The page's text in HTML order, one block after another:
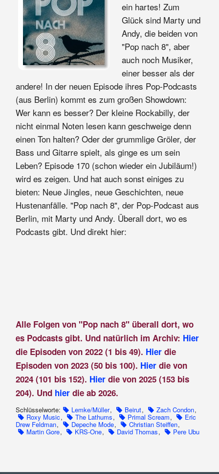
ein hartes! Zum
Glück sind Marty und
Andy, die beiden von
"Pop nach 8", aber
auch noch Musiker,
einer besser als der
andere! In der neuen Episode ihres Pop-Podcasts
(aus Berlin) kommt es zum großen Showdown:
Wer kann es besser? Der kleine Rockabilly, der
nicht einmal Noten lesen kann geschweige denn
einen Ton halten? Oder der grummlige Gröler, der
Bass und Gitarre spielt, als ginge es um sein
Leben? Episode 170 (schon wieder ein Jubiläum!)
wird es zeigen. Und hat auch sonst einiges zu
bieten: Neue Jingles, neue Geschichten, neue
Hustenanfälle. "Pop nach 8", der Pop-Podcast aus
Berlin, mit Marty und Andy. Überall dort, wo es
Podcasts gibt. Und direkt hier:
Alle Folgen von "Pop nach 8" überall dort, wo
es Podcasts gibt. Und natürlich im Archiv: Hier
die Episoden von 2022 (1 bis 49). Hierdie
Episoden von 2023 (50 bis 100). Hier die von
2024 (101 bis 152). Hier die von 2025 (153 bis
204). Und hier die ab 2026.
Schlüsselworte: Lemke/Müller, Beirut, Zach Condon,
Roxy Music, The Lathums, Primal Scream, Eric
Drew Feldman, Depeche Mode, Christian Steiffen,
Martin Gore, KRS-One, David Thomas, Pere Ubu